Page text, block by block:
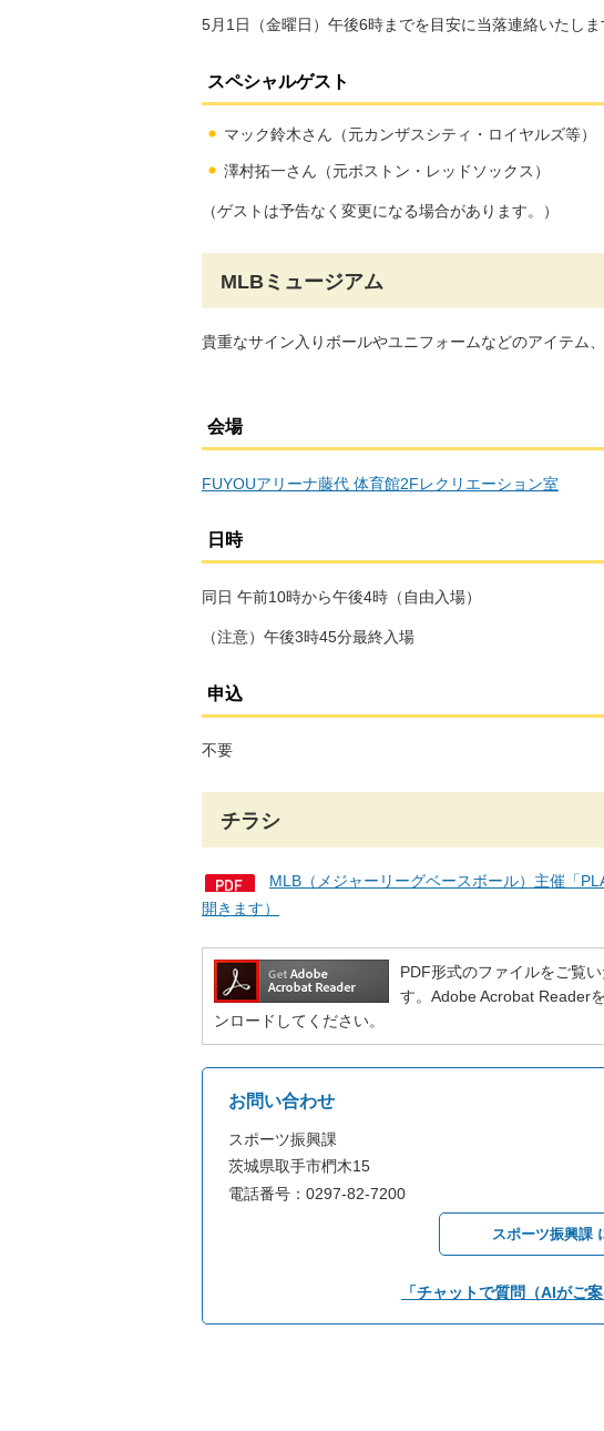
5月1日（金曜日）午後6時までを目安に当落連絡いたしま
スペシャルゲスト
マック鈴木さん（元カンザスシティ・ロイヤルズ等）
澤村拓一さん（元ボストン・レッドソックス）
（ゲストは予告なく変更になる場合があります。）
MLBミュージアム
貴重なサイン入りボールやユニフォームなどのアイテム
会場
FUYOUアリーナ藤代 体育館2Fレクリエーション室
日時
同日 午前10時から午後4時（自由入場）
（注意）午後3時45分最終入場
申込
不要
チラシ
MLB（メジャーリーグベースボール）主催「
開きます）
PDF形式のファイルをご覧
す。Adobe Acrobat Reader
ンロードしてください。
お問い合わせ
スポーツ振興課
茨城県取手市椚木15
電話番号：0297-82-7200
スポーツ振興課
「チャットで質問（AIがご案